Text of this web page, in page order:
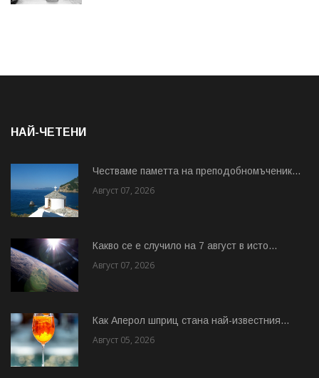
НАЙ-ЧЕТЕНИ
Честваме паметта на преподобномъченик...
Август 07, 2026
Какво се е случило на 7 август в исто...
Август 07, 2026
Как Аперол шприц стана най-известния...
Август 05, 2026